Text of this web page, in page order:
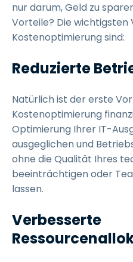
nur darum, Geld zu
Vorteile? Die wichtigsten
Kostenoptimierung sind:
Reduzierte
Natürlich ist der erste
Kostenoptimierung
Optimierung Ihrer IT-
ausgeglichen und
ohne die Qualität Ihres
beeinträchtigen oder
lassen.
Verbesserte